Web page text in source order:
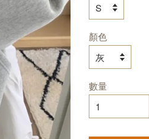
顏色
數量